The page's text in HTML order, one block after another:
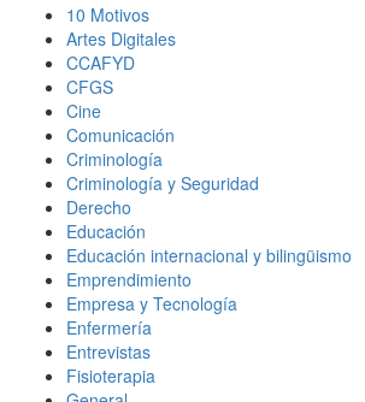
10 Motivos
Artes Digitales
CCAFYD
CFGS
Cine
Comunicación
Criminología
Criminología y Seguridad
Derecho
Educación
Educación internacional y bilingüismo
Emprendimiento
Empresa y Tecnología
Enfermería
Entrevistas
Fisioterapia